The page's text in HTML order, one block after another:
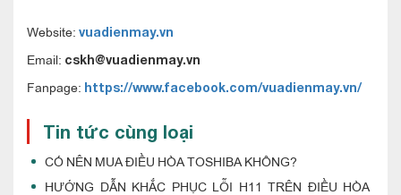
Website: vuadienmay.vn
Email: cskh@vuadienmay.vn
Fanpage: https://www.facebook.com/vuadienmay.vn/
Tin tức cùng loại
CÓ NÊN MUA ĐIỀU HÒA TOSHIBA KHÔNG?
HƯỚNG DẪN KHẮC PHỤC LỖI H11 TRÊN ĐIỀU HÒA